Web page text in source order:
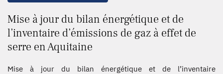
Mise à jour du bilan énergétique et de
l’inventaire d’émissions de gaz à effet de
serre en Aquitaine
Mise à jour du bilan énergétique et de l’inventaire